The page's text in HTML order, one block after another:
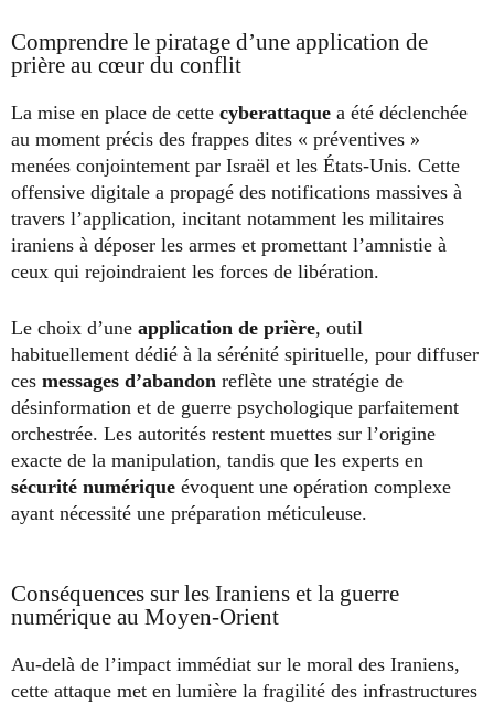
Comprendre le piratage d’une application de
prière au cœur du conflit
La mise en place de cette cyberattaque a été déclenchée
au moment précis des frappes dites « préventives »
menées conjointement par Israël et les États-Unis. Cette
offensive digitale a propagé des notifications massives à
travers l’application, incitant notamment les militaires
iraniens à déposer les armes et promettant l’amnistie à
ceux qui rejoindraient les forces de libération.
Le choix d’une application de prière, outil
habituellement dédié à la sérénité spirituelle, pour diffuser
ces messages d’abandon reflète une stratégie de
désinformation et de guerre psychologique parfaitement
orchestrée. Les autorités restent muettes sur l’origine
exacte de la manipulation, tandis que les experts en
sécurité numérique évoquent une opération complexe
ayant nécessité une préparation méticuleuse.
Conséquences sur les Iraniens et la guerre
numérique au Moyen-Orient
Au-delà de l’impact immédiat sur le moral des Iraniens,
cette attaque met en lumière la fragilité des infrastructures